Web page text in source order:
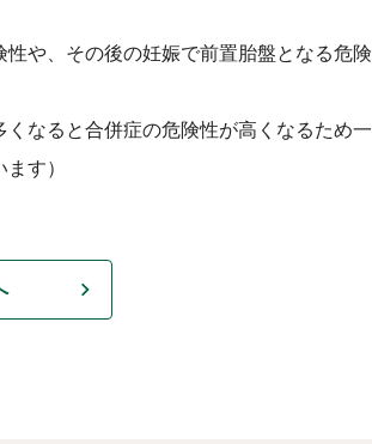
や、その後の妊娠で前置胎盤となる危険
なると合併症の危険性が高くなるため一
す）